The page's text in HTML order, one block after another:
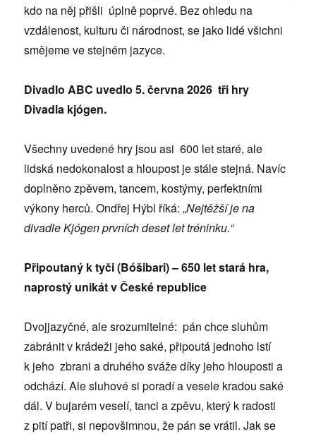
kdo na něj přišli úplně poprvé. Bez ohledu na
vzdálenost, kulturu či národnost, se jako lidé všichni
smějeme ve stejném jazyce.
Divadlo ABC uvedlo 5. června 2026 tři hry
Divadla kjógen.
Všechny uvedené hry jsou asi 600 let staré, ale
lidská nedokonalost a hloupost je stále stejná. Navíc
doplněno zpěvem, tancem, kostýmy, perfektními
výkony herců. Ondřej Hýbl říká: „Nejtěžší je na
divadle Kjógen prvních deset let tréninku.“
Připoutaný k tyči (Bóšibari) – 650 let stará hra,
naprostý unikát v České republice
Dvojjazyčné, ale srozumitelné: pán chce sluhům
zabránit v krádeži jeho saké, připoutá jednoho lstí
k jeho zbrani a druhého sváže díky jeho hlouposti a
odchází. Ale sluhové si poradí a vesele kradou saké
dál. V bujarém veselí, tanci a zpěvu, který k radosti
z pití patři, si nepovšimnou, že pán se vrátil. Jak se